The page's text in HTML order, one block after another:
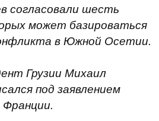
согласовали шесть
может базироваться
в Южной Осетии.
Грузии Михаил
под заявлением